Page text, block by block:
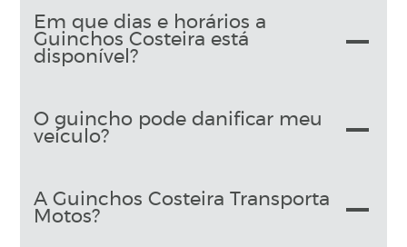
Em que dias e horários a
Guinchos Costeira está
disponível?
O guincho pode danificar meu
veículo?
A Guinchos Costeira Transporta
Motos?